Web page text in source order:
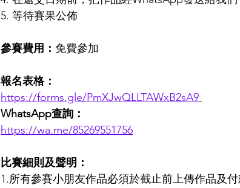
5. 等待賽果公佈
參賽費用： 免費參加
報名表格：
https://forms.gle/PmXJwQLLTAWxB2sA9
WhatsApp查詢：
https://wa.me/85269551756
比賽細則及聲明：
1.所有參賽小朋友作品必須於截止前上傳作品及